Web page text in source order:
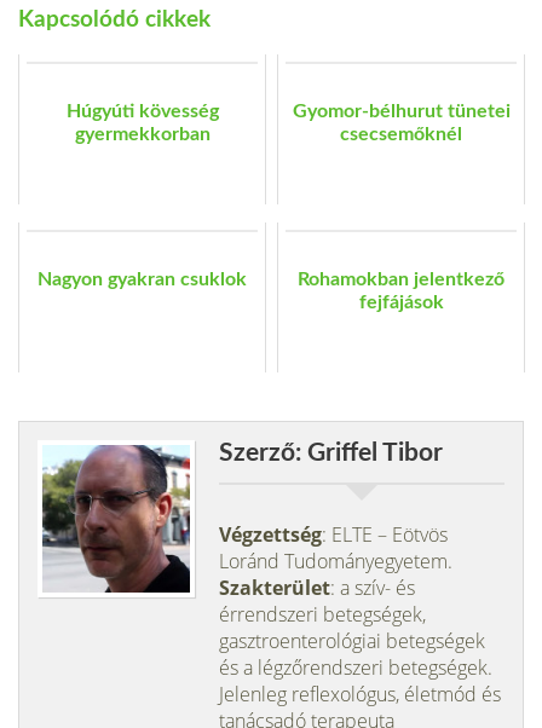
Kapcsolódó cikkek
Húgyúti kövesség
gyermekkorban
Gyomor-bélhurut tünetei
csecsemőknél
Nagyon gyakran csuklok
Rohamokban jelentkező
fejfájások
Szerző: Griffel Tibor
Végzettség: ELTE – Eötvös
Loránd Tudományegyetem.
Szakterület: a szív- és
érrendszeri betegségek,
gasztroenterológiai betegségek
és a légzőrendszeri betegségek.
Jelenleg reflexológus, életmód és
tanácsadó terapeuta